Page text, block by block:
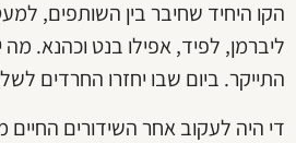
הקו היחיד שחיבר בין השותפים,
ליברמן, לפיד, אפילו בנט וכהנא.
התייקר. ביום שבו יחזרו החרדים
די היה לעקוב אחר השידורים